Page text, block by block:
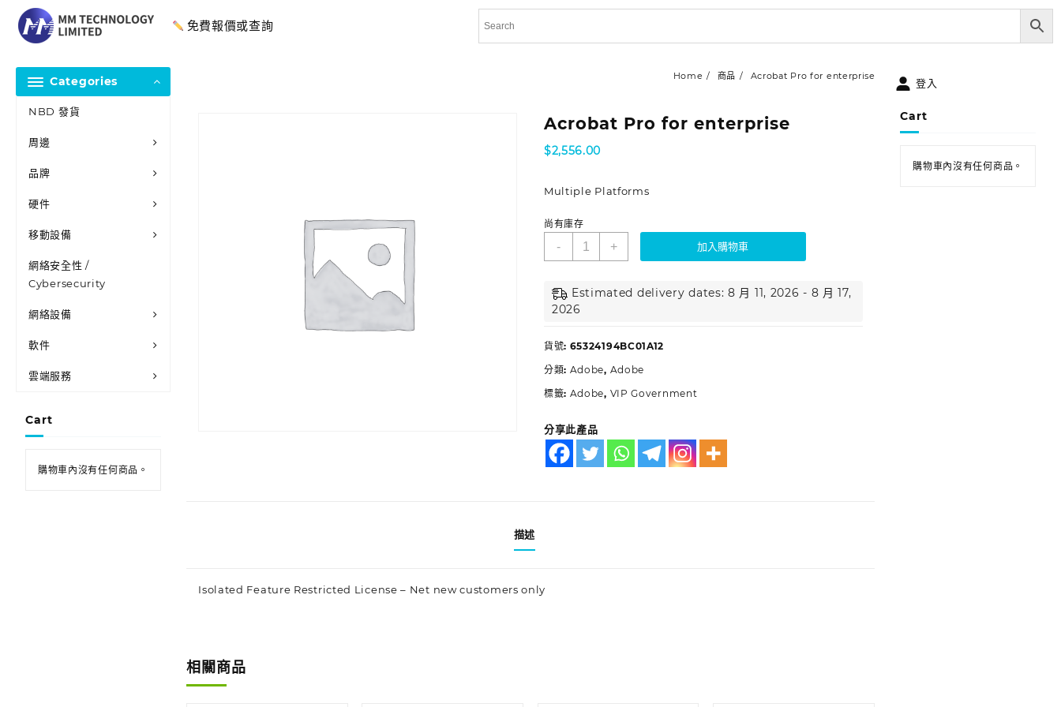
免費報價或查詢
Categories
NBD 發貨
周邊
品牌
硬件
移動設備
網絡安全性 /
Cybersecurity
網絡設備
軟件
雲端服務
Cart
購物車內沒有任何商品。
Home 商品 Acrobat Pro for enterprise
Acrobat Pro for enterprise
$2,556.00
Multiple Platforms
尚有庫存
- + 加入購物車
Estimated delivery dates: 8 月 11, 2026 - 8 月 17,
2026
貨號: 65324194BC01A12
分類: Adobe, Adobe
標籤: Adobe, VIP Government
分享此產品
描述
Isolated Feature Restricted License – Net new customers only
相關商品
登入
Cart
購物車內沒有任何商品。